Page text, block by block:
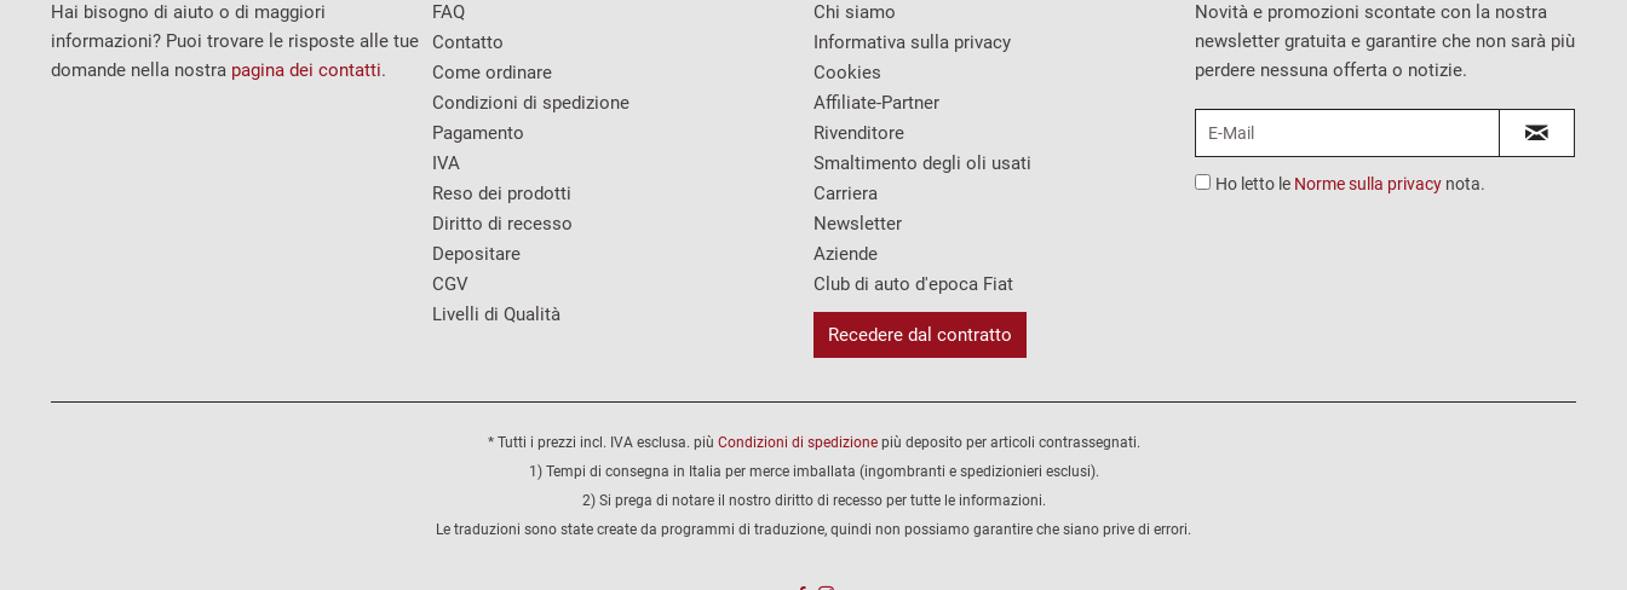
Hai bisogno di aiuto o di maggiori
informazioni? Puoi trovare le risposte alle tue
domande nella nostra pagina dei contatti.
FAQ
Contatto
Come ordinare
Condizioni di spedizione
Pagamento
IVA
Reso dei prodotti
Diritto di recesso
Depositare
CGV
Livelli di Qualità
Chi siamo
Informativa sulla privacy
Cookies
Affiliate-Partner
Rivenditore
Smaltimento degli oli usati
Carriera
Newsletter
Aziende
Club di auto d'epoca Fiat
Recedere dal contratto
Novità e promozioni scontate con la nostra
newsletter gratuita e garantire che non sarà più
perdere nessuna offerta o notizie.
Ho letto le Norme sulla privacy nota.
* Tutti i prezzi incl. IVA esclusa. più Condizioni di spedizionepiù deposito per articoli contrassegnati.
1) Tempi di consegna in Italia per merce imballata (ingombranti e spedizionieri esclusi).
2) Si prega di notare il nostro diritto di recesso per tutte le informazioni.
Le traduzioni sono state create da programmi di traduzione, quindi non possiamo garantire che siano prive di errori.